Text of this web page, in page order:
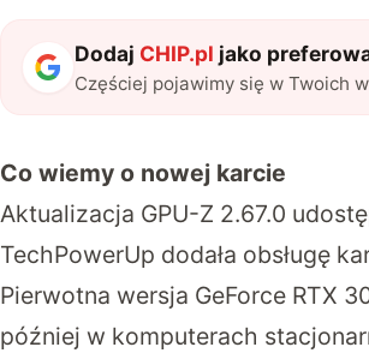
Dodaj CHIP.pl jako
Częściej pojawimy się w Twoich
Co wiemy o nowej karcie
Aktualizacja GPU-Z 2.67.0
TechPowerUp dodała obsługę
Pierwotna wersja GeForce RTX
później w komputerach